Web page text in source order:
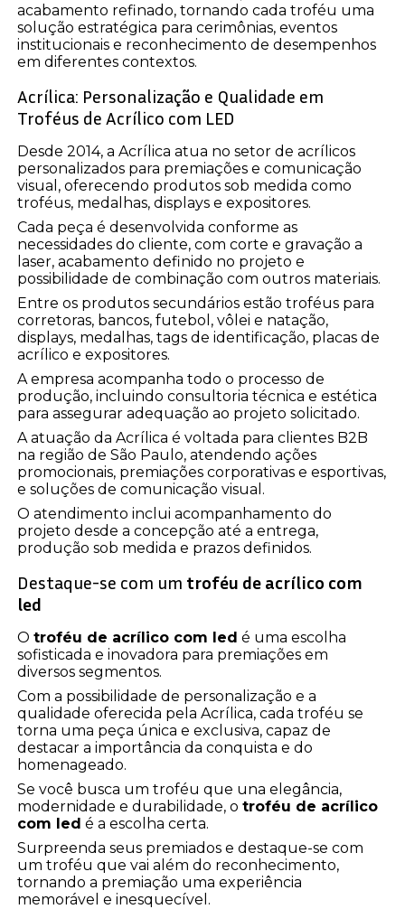
acabamento refinado, tornando cada troféu uma
solução estratégica para cerimônias, eventos
institucionais e reconhecimento de desempenhos
em diferentes contextos.
Acrílica: Personalização e Qualidade em
Troféus de Acrílico com LED
Desde 2014, a Acrílica atua no setor de acrílicos
personalizados para premiações e comunicação
visual, oferecendo produtos sob medida como
troféus, medalhas, displays e expositores.
Cada peça é desenvolvida conforme as
necessidades do cliente, com corte e gravação a
laser, acabamento definido no projeto e
possibilidade de combinação com outros materiais.
Entre os produtos secundários estão troféus para
corretoras, bancos, futebol, vôlei e natação,
displays, medalhas, tags de identificação, placas de
acrílico e expositores.
A empresa acompanha todo o processo de
produção, incluindo consultoria técnica e estética
para assegurar adequação ao projeto solicitado.
A atuação da Acrílica é voltada para clientes B2B
na região de São Paulo, atendendo ações
promocionais, premiações corporativas e esportivas,
e soluções de comunicação visual.
O atendimento inclui acompanhamento do
projeto desde a concepção até a entrega,
produção sob medida e prazos definidos.
Destaque-se com um troféu de acrílico com
led
Otroféu de acrílico com led é uma escolha
sofisticada e inovadora para premiações em
diversos segmentos.
Com a possibilidade de personalização e a
qualidade oferecida pela Acrílica, cada troféu se
torna uma peça única e exclusiva, capaz de
destacar a importância da conquista e do
homenageado.
Se você busca um troféu que una elegância,
modernidade e durabilidade, otroféu de acrílico
com led é a escolha certa.
Surpreenda seus premiados e destaque-se com
um troféu que vai além do reconhecimento,
tornando a premiação uma experiência
memorável e inesquecível.